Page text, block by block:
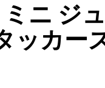
ミニ
ッカー